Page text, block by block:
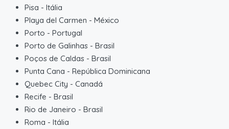
Pisa - Itália
Playa del Carmen - México
Porto - Portugal
Porto de Galinhas - Brasil
Poços de Caldas - Brasil
Punta Cana - República Dominicana
Quebec City - Canadá
Recife - Brasil
Rio de Janeiro - Brasil
Roma - Itália